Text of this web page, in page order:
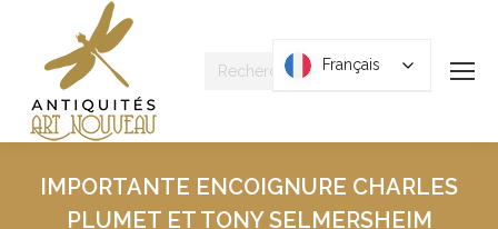
Recherche
IMPORTANTE ENCOIGNURE CHARLES
PLUMET ET TONY SELMERSHEIM
Français
Français